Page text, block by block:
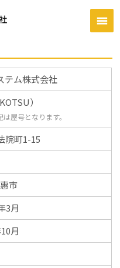
テム株式会社
）
屋号となります。
院町1-15
市
3月
月